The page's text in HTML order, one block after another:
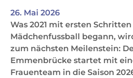
26. Mai 2026
Was 2021 mit ersten
Mädchenfussball begann,
zum nächsten Meilenstein:
Emmenbrücke startet mit
Frauenteam in die Saison